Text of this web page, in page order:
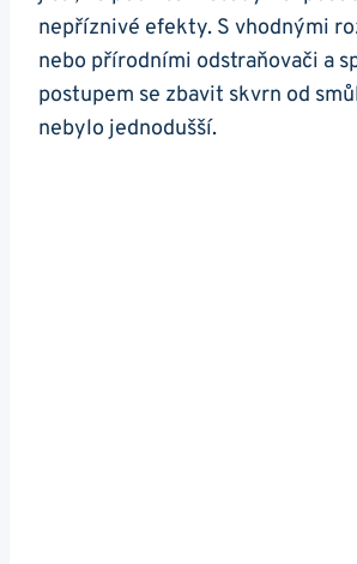
nepříznivé efekty. S vhodnými
nebo přírodními odstraňovači a
postupem se zbavit skvrn od
nebylo jednodušší.